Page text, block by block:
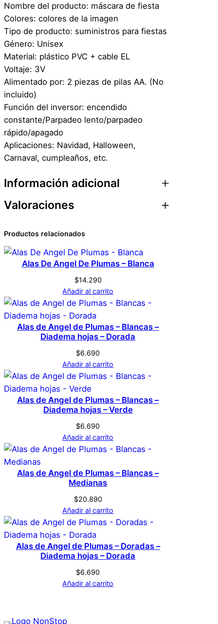
s
L
e
d
N
e
ó
n
c
a
n
t
i
a
d
Nombre del producto: máscara de fiesta
Colores: colores de la imagen
Tipo de producto: suministros para fiestas
Género: Unisex
Material: plástico PVC + cable EL
Voltaje: 3V
Alimentado por: 2 piezas de pilas AA. (No
incluido)
Función del inversor: encendido
constante/Parpadeo lento/parpadeo
rápido/apagado
Aplicaciones: Navidad, Halloween,
Carnaval, cumpleaños, etc.
Información adicional
Dimensiones
Marca Genérica
Color Salmon
Valoraciones
0 valoraciones en
Mascara Halloween
Joker Guasón – Luces
Led Neón
No hay valoraciones aún. Solo los usuarios
registrados que hayan comprado este
producto pueden hacer una valoración.
Productos relacionados
Alas De Angel De Plumas – Blanca
$14.290
Añadir al carrito
Alas de Angel de Plumas – Blancas –
Diadema hojas – Dorada
$6.690
Añadir al carrito
Alas de Angel de Plumas – Blancas –
Diadema hojas – Verde
$6.690
Añadir al carrito
Alas de Angel de Plumas – Blancas –
Medianas
$20.890
Añadir al carrito
Alas de Angel de Plumas – Doradas –
Diadema hojas – Dorada
$6.690
Añadir al carrito